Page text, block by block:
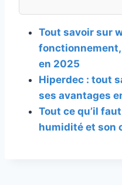
Tout savoir sur
en 2025
Hiperdec : tout
ses avantages
Tout ce qu’il
humidité et son